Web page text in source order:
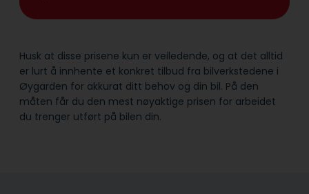
Husk at disse prisene kun er veiledende, og at det alltid
er lurt å innhente et konkret tilbud fra bilverkstedene i
Øygarden for akkurat ditt behov og din bil. På den
måten får du den mest nøyaktige prisen for arbeidet
du trenger utført på bilen din.